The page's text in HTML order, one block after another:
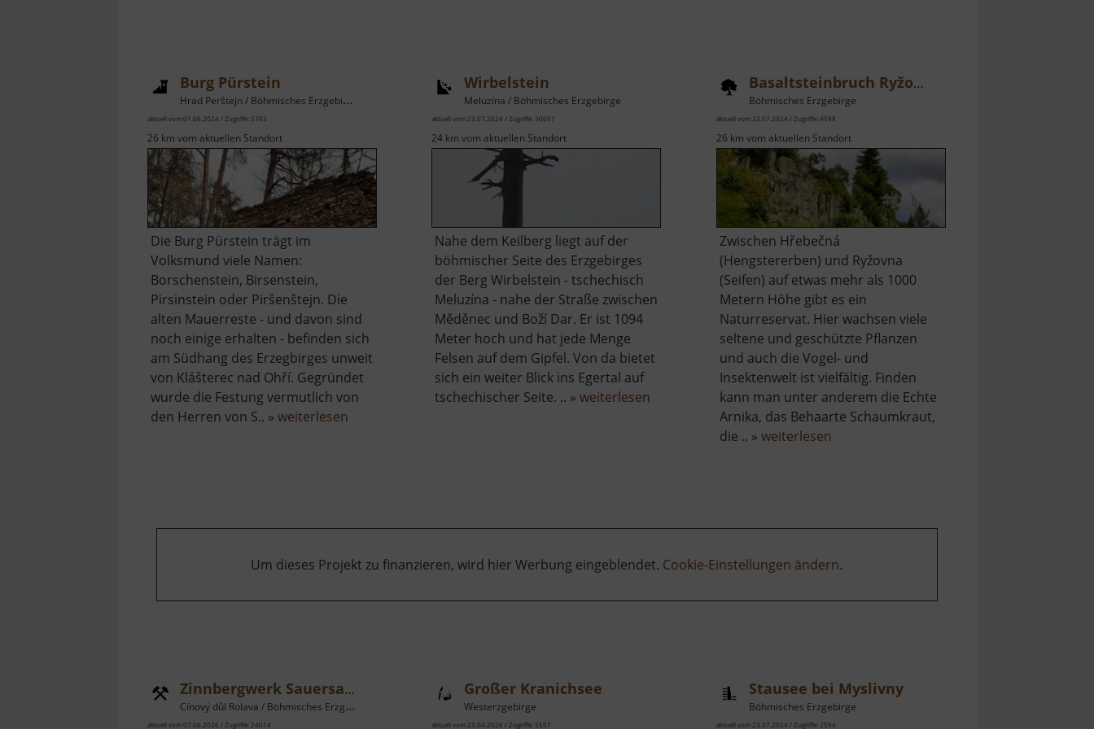
Burg Pürstein
Hrad Perštejn / Böhmisches Erzgebirge
aktuell vom 01.06.2024 / Zugriffe: 5783
26 km vom aktuellen Standort
Die Burg Pürstein trägt im
Volksmund viele Namen:
Borschenstein, Birsenstein,
Pirsinstein oder Piršenštejn. Die
alten Mauerreste - und davon sind
noch einige erhalten - befinden sich
am Südhang des Erzegbirges unweit
von Klášterec nad Ohří. Gegründet
wurde die Festung vermutlich von
den Herren von S.. » weiterlesen
Wirbelstein
Meluzína / Böhmisches Erzgebirge
aktuell vom 23.07.2024 / Zugriffe: 30697
24 km vom aktuellen Standort
Nahe dem Keilberg liegt auf der
böhmischer Seite des Erzgebirges
der Berg Wirbelstein - tschechisch
Meluzína - nahe der Straße zwischen
Měděnec und Boží Dar. Er ist 1094
Meter hoch und hat jede Menge
Felsen auf dem Gipfel. Von da bietet
sich ein weiter Blick ins Egertal auf
tschechischer Seite. .. »weiterlesen
Wirbelstein
Basaltsteinbruch Ryžovna
Böhmisches Erzgebirge
aktuell vom 23.07.2024 / Zugriffe: 4598
26 km vom aktuellen Standort
Zwischen Hřebečná
(Hengstererben) und Ryžovna
(Seifen) auf etwas mehr als 1000
Metern Höhe gibt es ein
Naturreservat. Hier wachsen viele
seltene und geschützte Pflanzen
und auch die Vogel- und
Insektenwelt ist vielfältig. Finden
kann man unter anderem die Echte
Arnika, das Behaarte Schaumkraut,
die .. » weiterlesenüber
Um dieses Projekt zu finanzieren, wird hier Werbung eingeblendet. Cookie-Einstellungen ändern.
Zinnbergwerk Sauersack
Cínový důl Rolava / Böhmisches Erzgebirge
aktuell vom 07.06.2026 / Zugriffe: 24014
Großer Kranichsee
Westerzgebirge
aktuell vom 23.04.2026 / Zugriffe: 5597
Stausee bei Myslivny
Böhmisches Erzgebirge
aktuell vom 23.07.2024 / Zugriffe: 2594